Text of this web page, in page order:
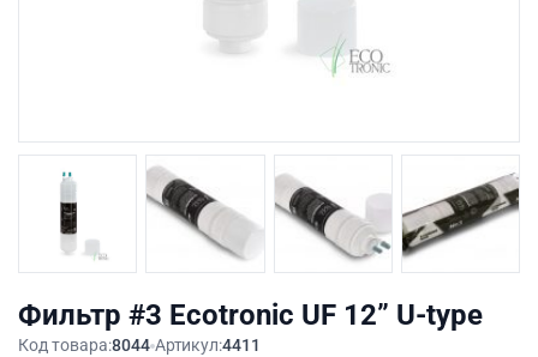
Фильтр #3 Ecotronic UF 12” U-type
Код товара:8044 Артикул:4411